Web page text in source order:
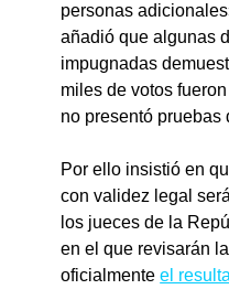
personas
añadió que algunas
impugnadas
miles de votos
no presentó pruebas
Por ello insistió en
con validez legal
los jueces de la
en el que revisarán
oficialmente el